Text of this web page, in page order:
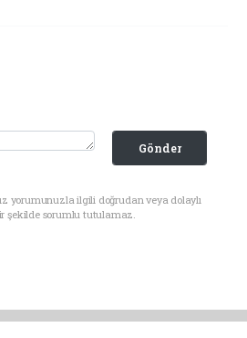
Gönder
yorumunuzla ilgili doğrudan veya dolaylı
şekilde sorumlu tutulamaz.